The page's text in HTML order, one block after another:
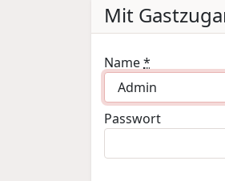
Mit
Name*
Passwort